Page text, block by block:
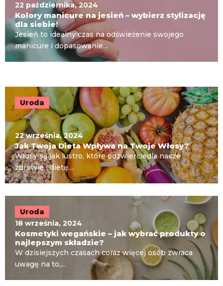
22 października, 2024
Kolory manicure na jesień – wybierz stylizację
dla siebie!
Jesień to idealny czas na odświeżenie swojego
manicure i dopasowanie...
Uroda
22 września, 2024
Jak Twoja Dieta Wpływa na Twoje Włosy?
Włosy są jak lustro, które odzwierciedla nasze
zdrowie i dietę....
Uroda
18 września, 2024
Kosmetyki wegańskie – jak wybrać produkty o
najlepszym składzie?
W dzisiejszych czasach coraz więcej osób zwraca
uwagę na to,...